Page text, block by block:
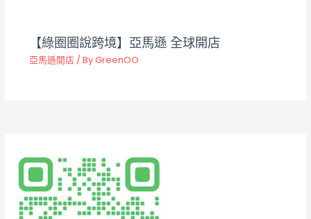
【綠圈圈說跨境】亞馬遜 全球開店
亞馬遜開店 / ByGreenOO